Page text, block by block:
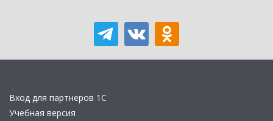
Вход для партнеров 1С
Учебная версия